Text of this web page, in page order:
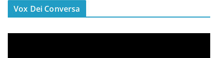
Vox Dei Conversa